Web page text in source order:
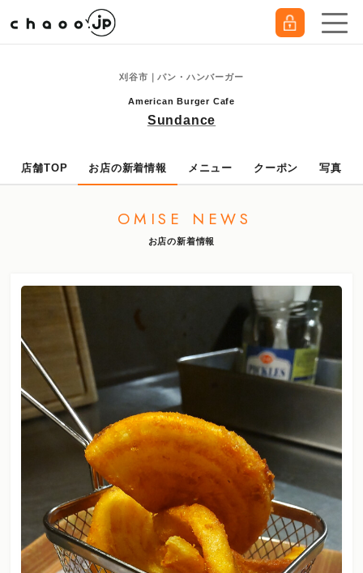
刈谷市｜パン・ハンバーガー
American Burger Cafe
Sundance
店舗TOP お店の新着情報 メニュー クーポン 写真
OMISE NEWS
お店の新着情報